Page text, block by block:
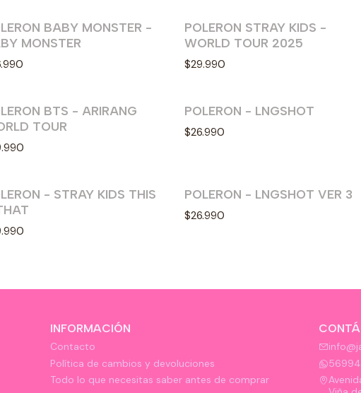
BABY MONSTER -
MONSTER
POLERON STRAY KIDS -
WORLD TOUR 2025
$29.990
BTS - ARIRANG
TOUR
Nuevo
POLERON - LNGSHOT
$26.990
- STRAY KIDS THIS
Nuevo
POLERON - LNGSHOT VER 3
$26.990
INFORMACIÓN
Contacto
Política de cambios y devoluciones
Todo lo que necesitas saber antes de comprar